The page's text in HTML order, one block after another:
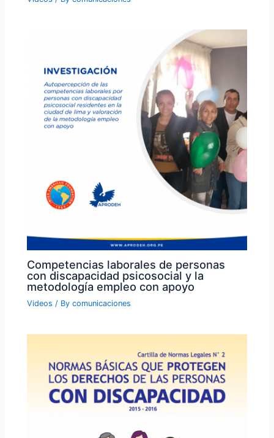
Competencias laborales de personas
con discapacidad psicosocial y la
metodología empleo con apoyo
Videos / Bycomunicaciones